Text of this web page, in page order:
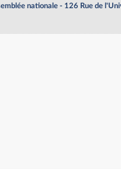
nationale - 126 Rue de